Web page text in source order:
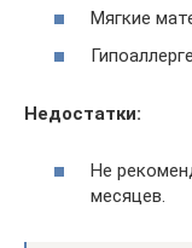
Мягкие
Недостатки:
Не
месяцев.